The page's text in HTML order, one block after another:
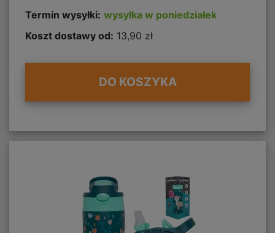
Termin wysyłki: wysyłka w poniedziałek
Koszt dostawy od: 13,90 zł
DO KOSZYKA